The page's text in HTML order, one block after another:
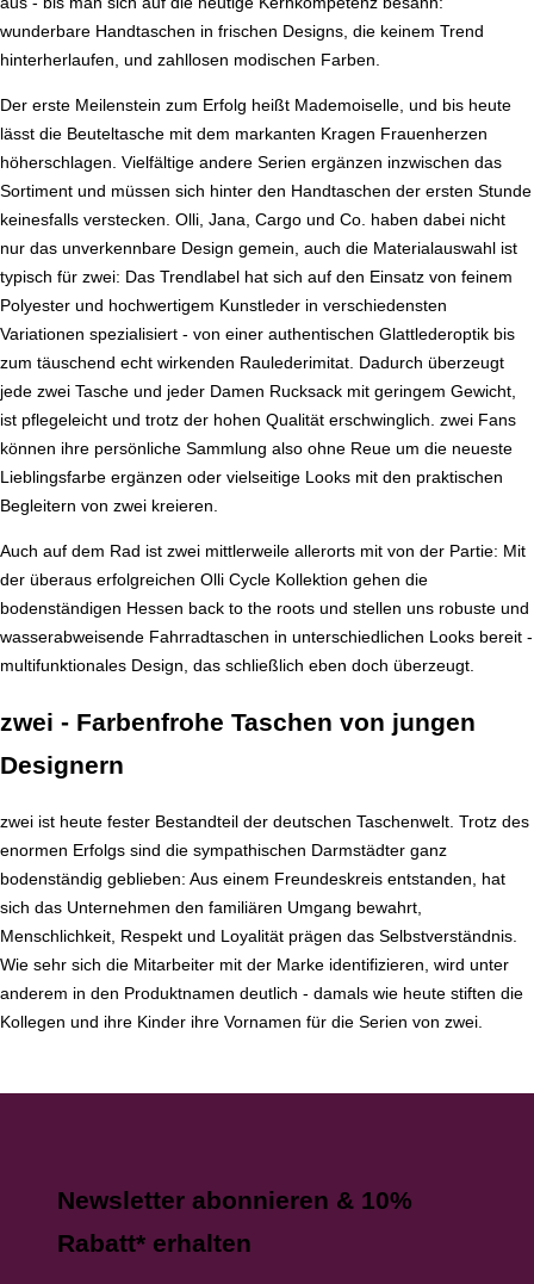
wunderbare Handtaschen in frischen Designs, die keinem Trend
hinterherlaufen, und zahllosen modischen Farben.
Der erste Meilenstein zum Erfolg heißt Mademoiselle, und bis heute
lässt die Beuteltasche mit dem markanten Kragen Frauenherzen
höherschlagen. Vielfältige andere Serien ergänzen inzwischen das
Sortiment und müssen sich hinter den Handtaschen der ersten Stunde
keinesfalls verstecken. Olli, Jana, Cargo und Co. haben dabei nicht
nur das unverkennbare Design gemein, auch die Materialauswahl ist
typisch für zwei: Das Trendlabel hat sich auf den Einsatz von feinem
Polyester und hochwertigem Kunstleder in verschiedensten
Variationen spezialisiert - von einer authentischen Glattlederoptik bis
zum täuschend echt wirkenden Raulederimitat. Dadurch überzeugt
jede zwei Tasche und jeder Damen Rucksack mit geringem Gewicht,
ist pflegeleicht und trotz der hohen Qualität erschwinglich. zwei Fans
können ihre persönliche Sammlung also ohne Reue um die neueste
Lieblingsfarbe ergänzen oder vielseitige Looks mit den praktischen
Begleitern von zwei kreieren.
Auch auf dem Rad ist zwei mittlerweile allerorts mit von der Partie: Mit
der überaus erfolgreichen Olli Cycle Kollektion gehen die
bodenständigen Hessen back to the roots und stellen uns robuste und
wasserabweisende Fahrradtaschen in unterschiedlichen Looks bereit -
multifunktionales Design, das schließlich eben doch überzeugt.
zwei - Farbenfrohe Taschen von jungen
Designern
zwei ist heute fester Bestandteil der deutschen Taschenwelt. Trotz des
enormen Erfolgs sind die sympathischen Darmstädter ganz
bodenständig geblieben: Aus einem Freundeskreis entstanden, hat
sich das Unternehmen den familiären Umgang bewahrt,
Menschlichkeit, Respekt und Loyalität prägen das Selbstverständnis.
Wie sehr sich die Mitarbeiter mit der Marke identifizieren, wird unter
anderem in den Produktnamen deutlich - damals wie heute stiften die
Kollegen und ihre Kinder ihre Vornamen für die Serien von zwei.
Newsletter abonnieren & 10%
Rabatt* erhalten